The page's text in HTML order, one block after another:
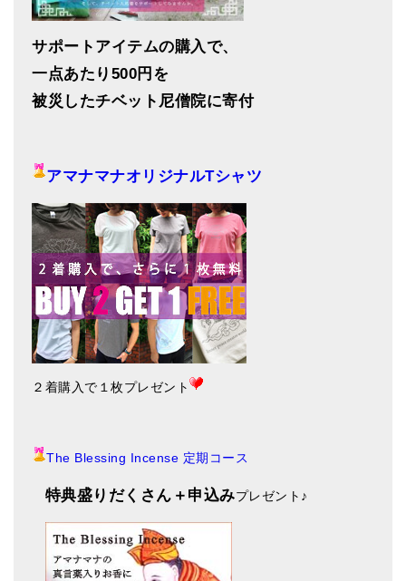
サポートアイテムの購入で、
一点あたり500円を
被災したチベット尼僧院に寄付
アマナマナオリジナルTシャツ
２着購入で１枚プレゼント
The Blessing Incense 定期コース
特典盛りだくさん＋申込みプレゼント ♪